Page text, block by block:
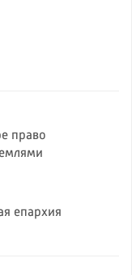
право
епархия